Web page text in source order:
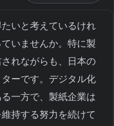
いと考えているけれ
いませんか。特に製
れながらも、日本の
ーです。デジタル化
一方で、製紙企業は
持する努力を続けて